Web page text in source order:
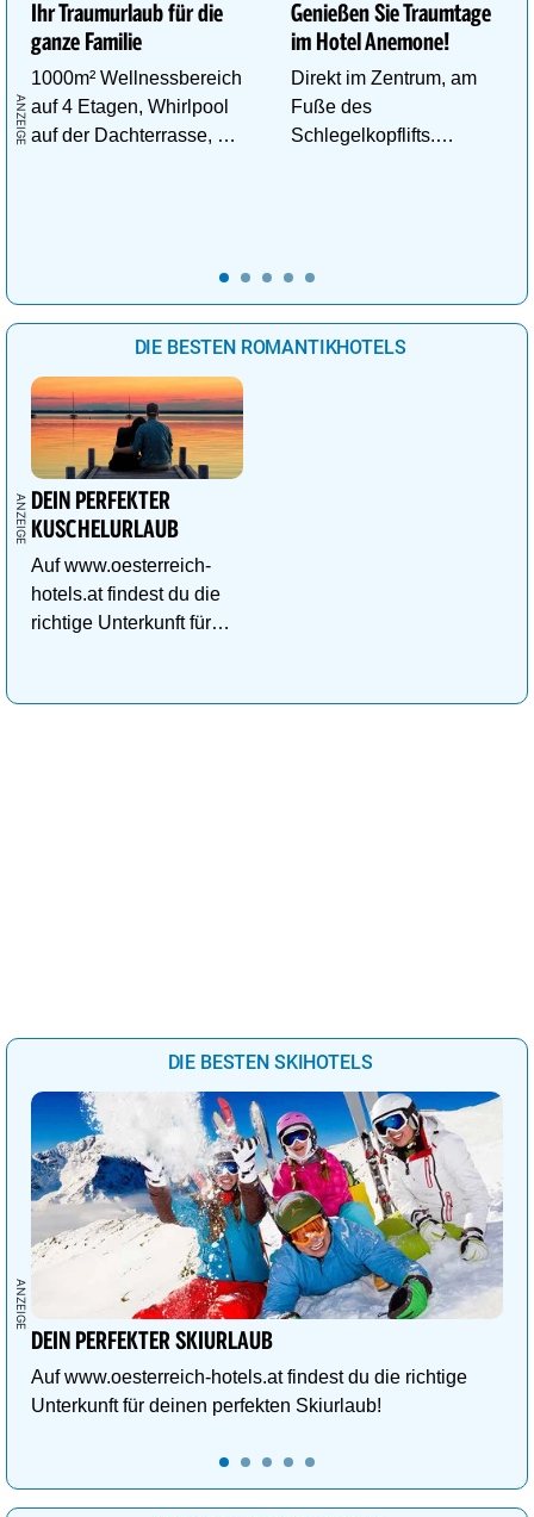
Ihr Traumurlaub für die
ganze Familie
1000m² Wellnessbereich
auf 4 Etagen, Whirlpool
auf der Dachterrasse, 4
Genießen Sie Traumtage
im Hotel Anemone!
Direkt im Zentrum, am
Fuße des
Schlegelkopflifts.
DIE BESTEN ROMANTIKHOTELS
DEIN PERFEKTER
KUSCHELURLAUB
Auf www.oesterreich-
hotels.at findest du die
richtige Unterkunft für
DIE BESTEN SKIHOTELS
DEIN PERFEKTER SKIURLAUB
Auf www.oesterreich-hotels.at findest du die richtige
Unterkunft für deinen perfekten Skiurlaub!